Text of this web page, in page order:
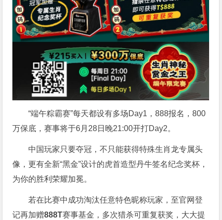
“端午粽霸赛”每天都设有多场Day1，888报名，800
万保底，赛事将于6月28日晚21:00开打Day2。
中国玩家只要夺冠，不只能获得特殊生肖龙专属头
像，更有全新“黑金”设计的虎首造型丹牛签名纪念奖杯，
为你的胜利荣耀加冕。
若在比赛中成功淘汰任意特色昵称玩家，至官网登
记再加赠888T赛事基金，多次猎杀可重复获奖，大大提